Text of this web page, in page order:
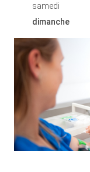
samedi
dimanche